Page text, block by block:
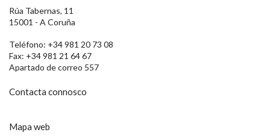
Rúa Tabernas, 11
15001 - A Coruña
Teléfono: +34 981 20 73 08
Fax: +34 981 21 64 67
Apartado de correo 557
Contacta connosco
Mapa web